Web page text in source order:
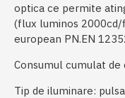
optica ce permite
(flux luminos
european PN.EN
Consumul cumulat de
Tip de iluminare: